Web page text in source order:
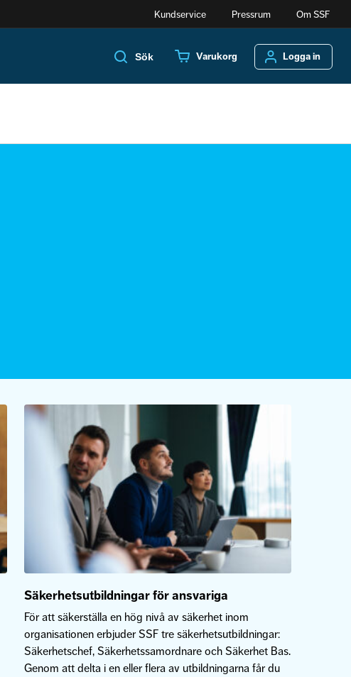
Kundservice Pressrum Om SSF
Sök Varukorg Logga in
Säkerhetsutbildningar för ansvariga
För att säkerställa en hög nivå av säkerhet inom
organisationen erbjuder SSF tre säkerhetsutbildningar:
Säkerhetschef, Säkerhetssamordnare och Säkerhet Bas.
Genom att delta i en eller flera av utbildningarna får du